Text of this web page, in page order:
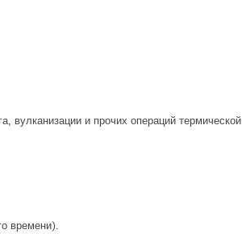
вулканизации и прочих операций термической
времени).